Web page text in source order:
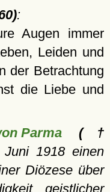
:
Augen immer
Leiden und
der Betrachtung
die Liebe und
Parma(†
1918 einen
Diözese über
geistlicher